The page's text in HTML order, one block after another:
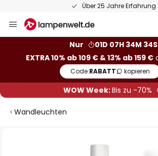
Über 25 Jahre Erfahrung
Inhalt
Nur
01D 07H 34M 33S
EXTRA 10% ab 109 € & 13% ab 159 €
Code:RABATT kopieren
WOW Week:Bis zu -70%
Wandleuchten